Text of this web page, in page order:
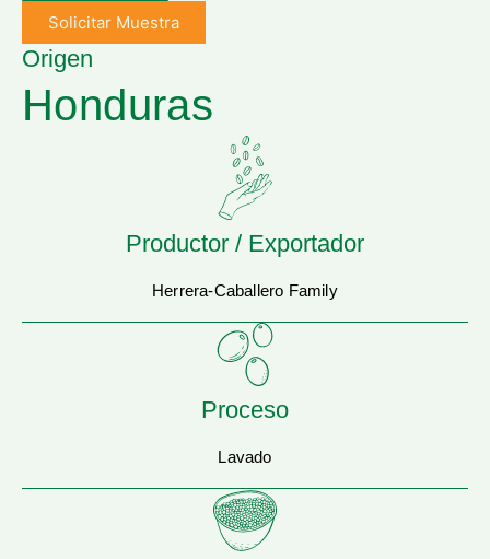
Solicitar Muestra
Origen
Honduras
Productor / Exportador
Herrera-Caballero Family
Proceso
Lavado